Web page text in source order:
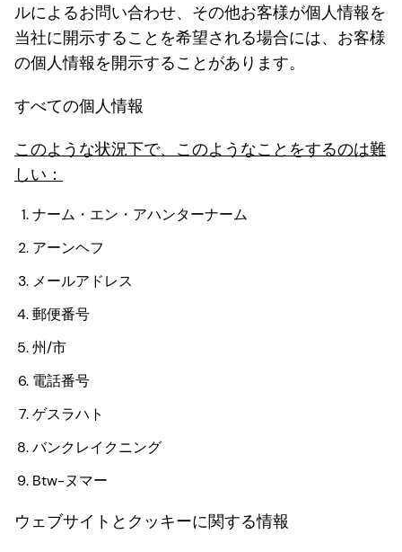
ルによるお問い合わせ、その他お客様が個人情報を
当社に開示することを希望される場合には、お客様
の個人情報を開示することがあります。
すべての個人情報
このような状況下で、このようなことをするのは難
しい：
ナーム・エン・アハンターナーム
アーンヘフ
メールアドレス
郵便番号
州/市
電話番号
ゲスラハト
バンクレイクニング
Btw-ヌマー
ウェブサイトとクッキーに関する情報